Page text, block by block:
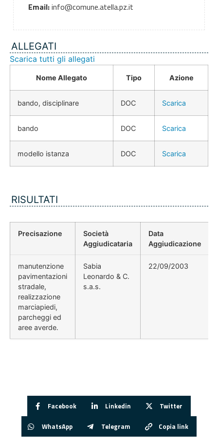
Email:info@comune.atella.pz.it
ALLEGATI
Scarica tutti gli allegati
Nome Allegato Tipo Azione
bando, disciplinare DOC Scarica
bando DOC Scarica
modello istanza DOC Scarica
RISULTATI
Precisazione
Società
Aggiudicataria
Data
Aggiudicazione
manutenzione
pavimentazioni
stradale,
realizzazione
marciapiedi,
parcheggi ed
aree averde.
Sabia
Leonardo & C.
s.a.s.
22/09/2003
Facebook Linkedin Twitter
WhatsApp Telegram Copia link